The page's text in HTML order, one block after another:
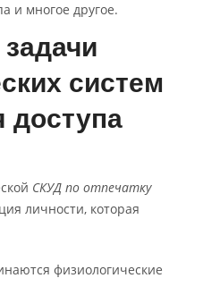
и многое другое.
систем
доступа
СКУД по отпечатку
личности, которая
физиологические